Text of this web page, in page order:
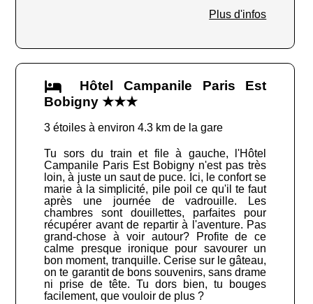
Plus d'infos
Hôtel Campanile Paris Est
Bobigny ★★★
3 étoiles à environ 4.3 km de la gare
Tu sors du train et file à gauche, l'Hôtel
Campanile Paris Est Bobigny n'est pas très
loin, à juste un saut de puce. Ici, le confort se
marie à la simplicité, pile poil ce qu'il te faut
après une journée de vadrouille. Les
chambres sont douillettes, parfaites pour
récupérer avant de repartir à l'aventure. Pas
grand-chose à voir autour? Profite de ce
calme presque ironique pour savourer un
bon moment, tranquille. Cerise sur le gâteau,
on te garantit de bons souvenirs, sans drame
ni prise de tête. Tu dors bien, tu bouges
facilement, que vouloir de plus ?